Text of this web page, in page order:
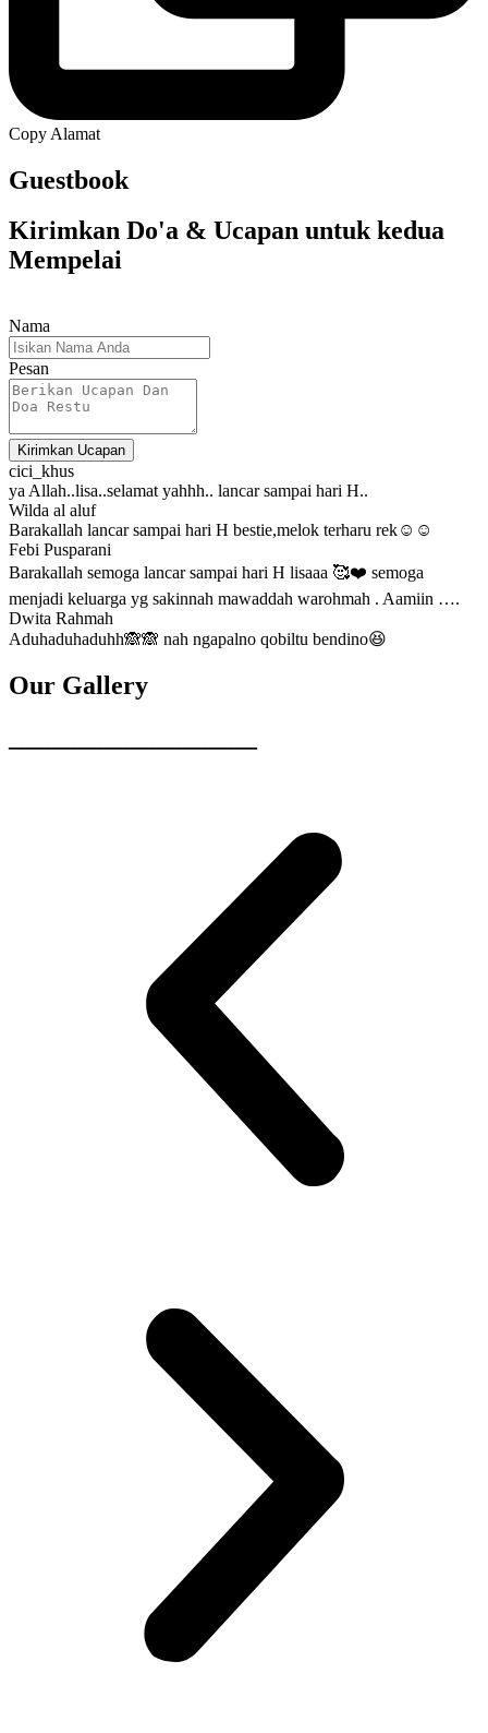
Copy Alamat
Guestbook
Kirimkan Do'a & Ucapan untuk kedua
Mempelai
Nama
Pesan
Kirimkan Ucapan
cici_khus
ya Allah..lisa..selamat yahhh.. lancar sampai hari H..
Wilda al aluf
Barakallah lancar sampai hari H bestie,melok terharu rek☺☺
Febi Pusparani
Barakallah semoga lancar sampai hari H lisaaa 🥰❤️ semoga
menjadi keluarga yg sakinnah mawaddah warohmah . Aamiin ….
Dwita Rahmah
Aduhaduhaduhh🙈🙈 nah ngapalno qobiltu bendino😆
Our Gallery